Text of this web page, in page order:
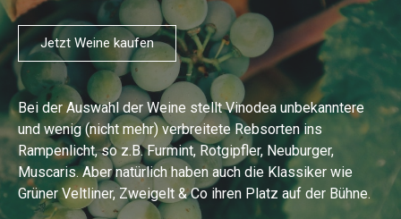
Jetzt Weine kaufen
Bei der Auswahl der Weine stellt Vinodea unbekanntere
und wenig (nicht mehr) verbreitete Rebsorten ins
Rampenlicht, so z.B. Furmint, Rotgipfler, Neuburger,
Muscaris. Aber natürlich haben auch die Klassiker wie
Grüner Veltliner, Zweigelt & Co ihren Platz auf der Bühne.